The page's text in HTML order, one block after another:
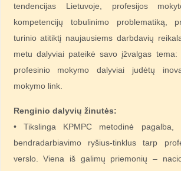
tendencijas Lietuvoje, profesijos
kompetencijų tobulinimo problematiką,
turinio atitiktį naujausiems darbdavių
metu dalyviai pateikė savo įžvalgas
profesinio mokymo dalyviai judėtų
mokymo link.
Renginio dalyvių žinutės:
• Tikslinga KPMPC metodinė pagalba,
bendradarbiavimo ryšius-tinklus tarp
verslo. Viena iš galimų priemonių –